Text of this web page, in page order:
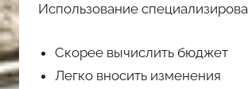
Использование
Скорее вычислить бюджет
Легко вносить изменения